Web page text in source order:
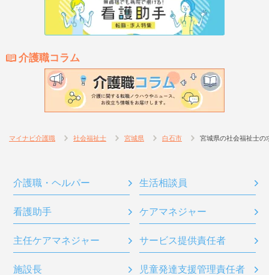
介護職コラム
マイナビ介護職 社会福祉士 宮城県 白石市 宮城県の社会福祉士の
介護職・ヘルパー 生活相談員
看護助手 ケアマネジャー
主任ケアマネジャー サービス提供責任者
施設長 児童発達支援管理責任者